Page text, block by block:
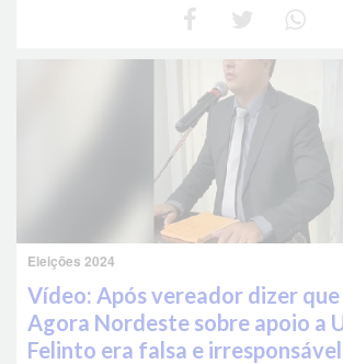
Eleições 2024
Vídeo: Após vereador dizer
Agora Nordeste sobre apoio a
Felinto era falsa e